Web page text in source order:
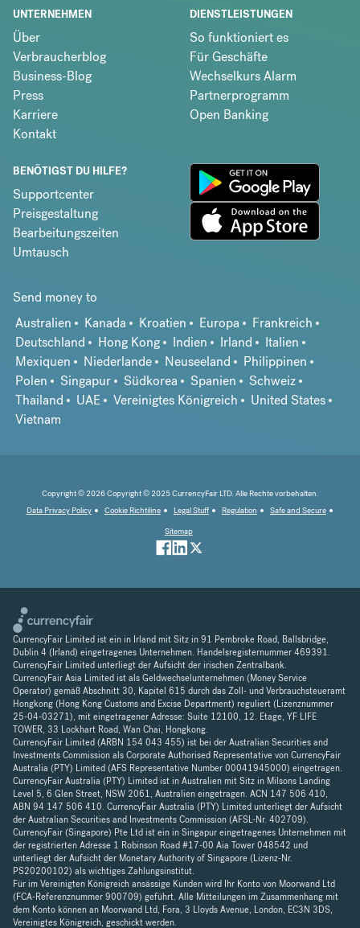
UNTERNEHMEN
Über
Verbraucherblog
Business-Blog
Press
Karriere
Kontakt
DIENSTLEISTUNGEN
So funktioniert es
Für Geschäfte
Wechselkurs Alarm
Partnerprogramm
Open Banking
BENÖTIGST DU HILFE?
Supportcenter
Preisgestaltung
Bearbeitungszeiten
Umtausch
Send money to
Australien
Kanada Kroatien Europa
Frankreich
Deutschland
Hong Kong Indien Irland
Italien
Mexiquen
Niederlande Neuseeland
Philippinen
Polen
Singapur Südkorea Spanien
Schweiz
Thailand
UAE Vereinigtes Königreich
United States
Vietnam
Copyright © 2026 Copyright © 2025 CurrencyFair LTD. Alle Rechte vorbehalten.
Data Privacy Policy
Cookie Richtiline Legal Stuff Regulation
Safe and Secure
Sitemap
CurrencyFair Limited ist ein in Irland mit Sitz in 91 Pembroke Road, Ballsbridge,
Dublin 4 (Irland) eingetragenes Unternehmen. Handelsregisternummer 469391.
CurrencyFair Limited unterliegt der Aufsicht der irischen Zentralbank.
CurrencyFair Asia Limited ist als Geldwechselunternehmen (Money Service
Operator) gemäß Abschnitt 30, Kapitel 615 durch das Zoll- und Verbrauchsteueramt
Hongkong (Hong Kong Customs and Excise Department) reguliert (Lizenznummer
25-04-03271), mit eingetragener Adresse: Suite 12100, 12. Etage, YF LIFE
TOWER, 33 Lockhart Road, Wan Chai, Hongkong.
CurrencyFair Limited (ARBN 154 043 455) ist bei der Australian Securities and
Investments Commission als Corporate Authorised Representative von CurrencyFair
Australia (PTY) Limited (AFS Representative Number 00041945000) eingetragen.
CurrencyFair Australia (PTY) Limited ist in Australien mit Sitz in Milsons Landing
Level 5, 6 Glen Street, NSW 2061, Australien eingetragen. ACN 147 506 410,
ABN 94 147 506 410. CurrencyFair Australia (PTY) Limited unterliegt der Aufsicht
der Australian Securities and Investments Commission (AFSL-Nr. 402709).
CurrencyFair (Singapore) Pte Ltd ist ein in Singapur eingetragenes Unternehmen mit
der registrierten Adresse 1 Robinson Road #17-00 Aia Tower 048542 und
unterliegt der Aufsicht der Monetary Authority of Singapore (Lizenz-Nr.
PS20200102) als wichtiges Zahlungsinstitut.
Für im Vereinigten Königreich ansässige Kunden wird Ihr Konto von Moorwand Ltd
(FCA-Referenznummer 900709) geführt. Alle Mitteilungen im Zusammenhang mit
dem Konto können an Moorwand Ltd, Fora, 3 Lloyds Avenue, London, EC3N 3DS,
Vereinigtes Königreich, geschickt werden.